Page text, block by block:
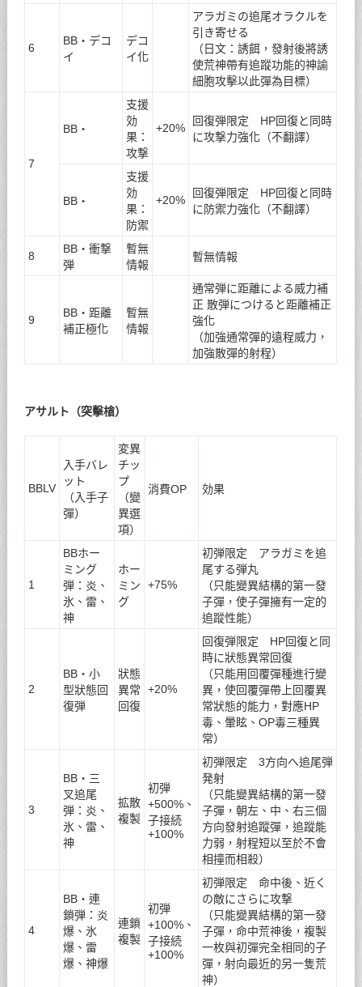
6
BB・デコ
イ
デコ
イ化
アラガミの追尾オラクルを
引き寄せる
（日文：誘餌，發射後將誘
使荒神帶有追蹤功能的神諭
細胞攻擊以此彈為目標）
7
BB・
支援
効
果：
攻撃
+20%
回復弾限定 HP回復と同時
に攻撃力強化（不翻譯）
BB・
支援
効
果：
防禦
+20%
回復弾限定 HP回復と同時
に防禦力強化（不翻譯）
8
BB・衝撃
弾
暫無
情報
暫無情報
9
BB・距離
補正極化
暫無
情報
通常弾に距離による威力補
正 散弾につけると距離補正
強化
（加強通常彈的遠程威力，
加強散彈的射程）
アサルト（突擊槍）
BBLV
入手バレ
ット
（入手子
彈）
変異
チッ
プ
（變
異選
項）
消費OP 効果
1
BBホー
ミング
弾：炎、
氷、雷、
神
ホー
ミン
グ
+75%
初弾限定 アラガミを追
尾する弾丸
（只能變異結構的第一發
子彈，使子彈擁有一定的
追蹤性能）
2
BB・小
型狀態回
復弾
狀態
異常
回復
+20%
回復弾限定 HP回復と同
時に狀態異常回復
（只能用回覆彈種進行變
異，使回覆彈帶上回覆異
常狀態的能力，對應HP
毒、暈眩、OP毒三種異
常）
3
BB・三
叉追尾
弾：炎、
氷、雷、
神
拡散
複製
初弾
+500%、
子接続
+100%
初弾限定 3方向へ追尾弾
発射
（只能變異結構的第一發
子彈，朝左、中、右三個
方向發射追蹤彈，追蹤能
力弱，射程短以至於不會
相撞而相殺）
4
BB・連
鎖弾：炎
爆、氷
爆、雷
爆、神爆
連鎖
複製
初弾
+100%、
子接続
+100%
初弾限定 命中後、近く
の敵にさらに攻撃
（只能變異結構的第一發
子彈，命中荒神後，複製
一枚與初彈完全相同的子
彈，射向最近的另一隻荒
神）